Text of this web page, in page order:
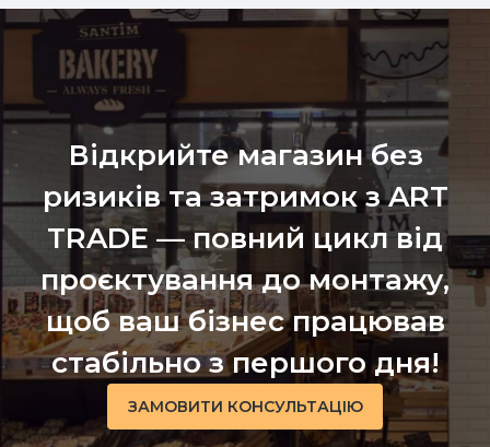
Відкрийте магазин без
ризиків та затримок з ART
TRADE — повний цикл від
проєктування до монтажу,
щоб ваш бізнес працював
стабільно з першого дня!
ЗАМОВИТИ КОНСУЛЬТАЦІЮ